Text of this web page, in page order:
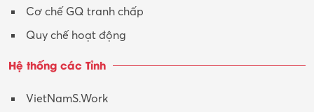
Cơ chế GQ tranh chấp
Quy chế hoạt động
Hệ thống các Tỉnh
VietNamS.Work